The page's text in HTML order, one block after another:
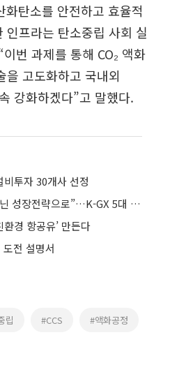
탄소를 안전하고 효율적
인프라는 탄소중립 사회 실
번 과제를 통해 CO₂ 액화
을 고도화하고 국내외
강화하겠다”고 말했다.
비투자 30개사 선정
한경협 “탄소중립, 규제 아닌 성장전략으로”…K-GX 5대 과제 제시
경 항공유’ 만든다
도전 설명서
립 #CCS #액화공정